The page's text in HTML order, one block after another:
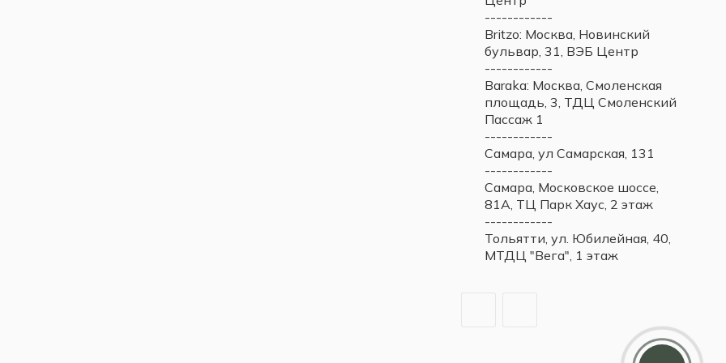
------------
Britzo: Москва, Новинский
бульвар, 31, ВЭБ Центр
------------
Baraka: Москва, Смоленская
площадь, 3, ТДЦ Смоленский
Пассаж 1
------------
Самара, ул Самарская, 131
------------
Самара, Московское шоссе,
81А, ТЦ Парк Хаус, 2 этаж
------------
Тольятти, ул. Юбилейная, 40,
МТДЦ "Вега", 1 этаж